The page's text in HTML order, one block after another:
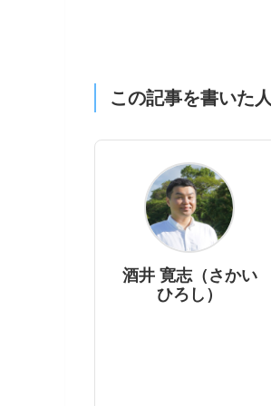
この記事を書いた人
酒井 寛志（さかい
ひろし）